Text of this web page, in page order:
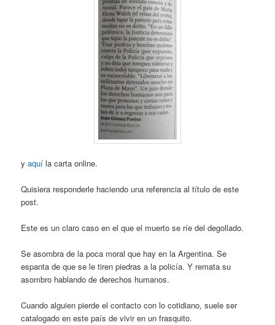
yaquí la carta online.
Quisiera responderle haciendo una referencia al título de este
post.
Este es un claro caso en el que el muerto se ríe del degollado.
Se asombra de la poca moral que hay en la Argentina. Se
espanta de que se le tiren piedras a la policía. Y remata su
asombro hablando de derechos humanos.
Cuando alguien pierde el contacto con lo cotidiano, suele ser
catalogado en este país de vivir en un frasquito.